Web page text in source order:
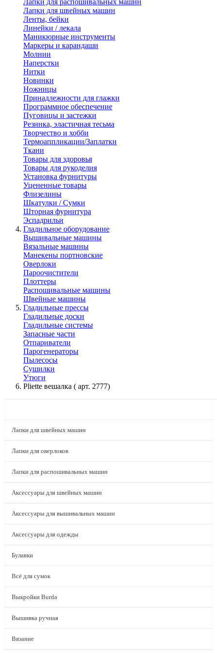
Лапки для распошивальных машин
Лапки для швейных машин
Ленты, бейки
Линейки / лекала
Маникюрные инструменты
Маркеры и карандаши
Молнии
Наперстки
Нитки
Новинки
Ножницы
Принадлежности для глажки
Программное обеспечение
Пуговицы и застежки
Резинка, эластичная тесьма
Творчество и хобби
Термоаппликации/Заплатки
Ткани
Товары для здоровья
Товары для рукоделия
Установка фурнитуры
Уцененные товары
Флизелины
Шкатулки / Сумки
Шторная фурнитура
Эспадрильи
Гладильное оборудование
Вышивальные машины
Вязальные машины
Манекены портновские
Оверлоки
Пароочистители
Плоттеры
Распошивальные машины
Швейные машины
Гладильные прессы
Гладильные доски
Гладильные системы
Запасные части
Отпариватели
Парогенераторы
Пылесосы
Сушилки
Утюги
Pliette вешалка ( арт. 2777)
Лапки для швейных машин
Лапки для оверлоков
Лапки для распошивальных машин
Аксессуары для швейных машин
Аксессуары для вышивальных машин
Аксессуары для одежды
Булавки
Всё для сумок
Выкройки Burda
Вышивка ручная
Вязание